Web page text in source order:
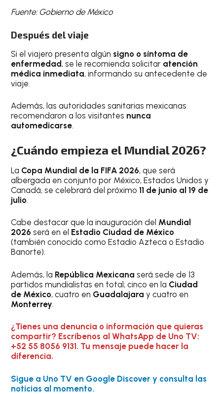
Fuente: Gobierno de México
Después del viaje
Si el viajero presenta algún signo o síntoma de
enfermedad, se le recomienda solicitar atención
médica inmediata, informando su antecedente de
viaje.
Además, las autoridades sanitarias mexicanas
recomendaron a los visitantes nunca
automedicarse.
¿Cuándo empieza el Mundial 2026?
La Copa Mundial de la FIFA 2026, que será
albergada en conjunto por México, Estados Unidos y
Canadá, se celebrará del próximo11 de junio al 19 de
julio.
Cabe destacar que la inauguración del Mundial
2026 será en el Estadio Ciudad de México
(también conocido como Estadio Azteca o Estadio
Banorte).
Además, la República Mexicana será sede de 13
partidos mundialistas en total; cinco en la Ciudad
de México, cuatro en Guadalajaray cuatro en
Monterrey.
¿Tienes una denuncia o información que quieras
compartir? Escríbenos al WhatsApp de Uno TV:
+52 55 8056 9131. Tu mensaje puede hacer la
diferencia.
Sigue a Uno TV en Google Discover y consulta las
noticias al momento.